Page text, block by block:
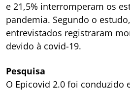
e 21,5% interromperam os
pandemia. Segundo o
entrevistados registraram
devido à covid-19.
Pesquisa
O Epicovid 2.0 foi conduzido